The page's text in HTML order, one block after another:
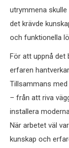
utrymmena
det krävde
och funktionella
För att uppnå det
erfaren
Tillsammans
– från att riva
installera
När arbetet väl
kunskap och